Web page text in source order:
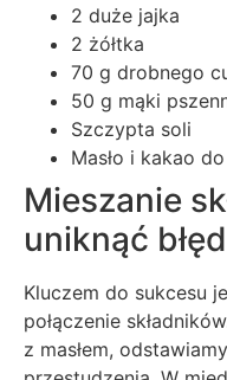
2 duże jajka
2 żółtka
70 g drobnego
50 g mąki
Szczypta soli
Masło i kakao
Mieszanie
uniknąć
Kluczem do sukcesu
połączenie
z masłem,